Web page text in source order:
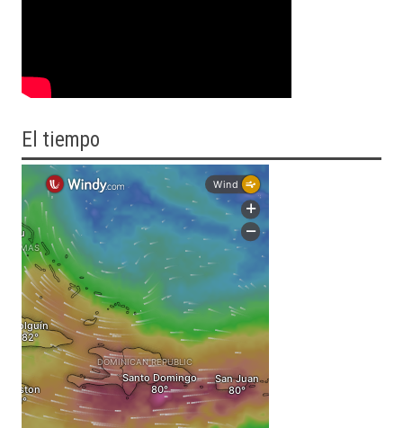
El tiempo